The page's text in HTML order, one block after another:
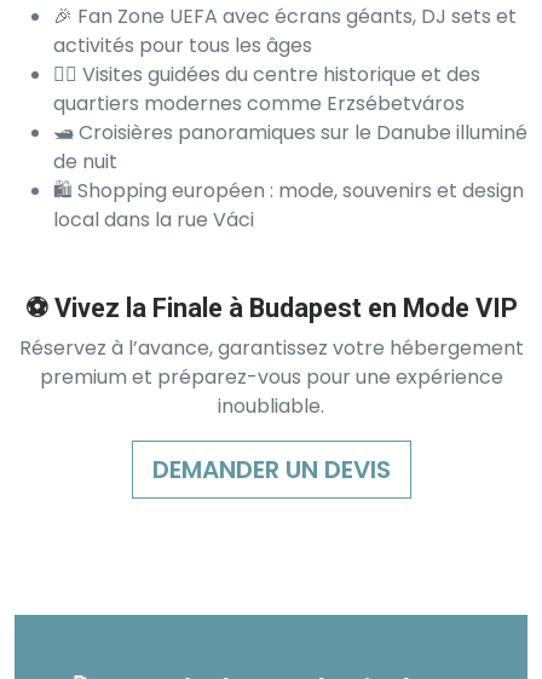
🎉 Fan Zone UEFA avec écrans géants, DJ sets et
activités pour tous les âges
🚶‍♂️ Visites guidées du centre historique et des
quartiers modernes comme Erzsébetváros
🛥️ Croisières panoramiques sur le Danube illuminé
de nuit
🛍️ Shopping européen : mode, souvenirs et design
local dans la rue Váci
⚽ Vivez la Finale à Budapest en Mode VIP
Réservez à l’avance, garantissez votre hébergement
premium et préparez-vous pour une expérience
inoubliable.
DEMANDER UN DEVIS